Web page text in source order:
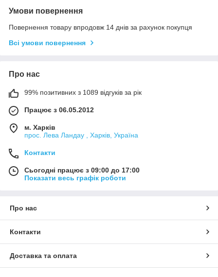
Умови повернення
Повернення товару впродовж 14 днів за рахунок покупця
Всі умови повернення
Про нас
99% позитивних з 1089 відгуків за рік
Працює з 06.05.2012
м. Харків
прос. Лева Ландау , Харків, Україна
Контакти
Сьогодні працює з 09:00 до 17:00
Показати весь графік роботи
Про нас
Контакти
Доставка та оплата